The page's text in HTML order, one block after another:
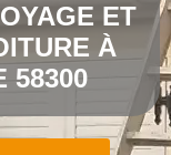
ET
À
58300